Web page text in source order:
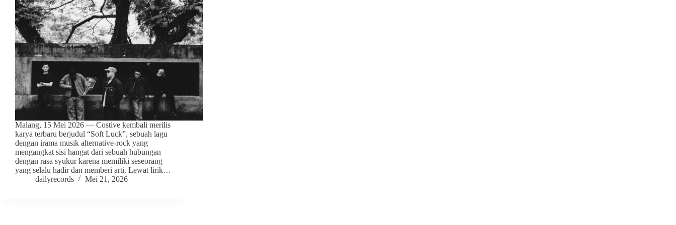
Malang, 15 Mei 2026 — Costive kembali merilis
karya terbaru berjudul “Soft Luck”, sebuah lagu
dengan irama musik alternative-rock yang
mengangkat sisi hangat dari sebuah hubungan
dengan rasa syukur karena memiliki seseorang
yang selalu hadir dan memberi arti. Lewat lirik…
dailyrecords
Mei 21, 2026